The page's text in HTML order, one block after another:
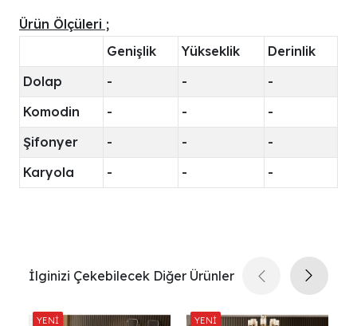
Ürün Ölçüleri ;
Genişlik
Yükseklik
Derinlik
Dolap
- -
-
Komodin
- -
-
Şifonyer
- -
-
Karyola
- - -
İlginizi Çekebilecek Diğer Ürünler